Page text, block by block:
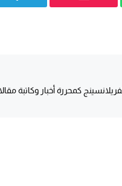
كمحررة أخبار وكاتبة